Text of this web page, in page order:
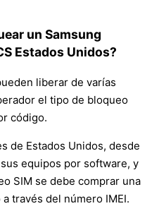
un Samsung
Estados Unidos?
liberar de varías
el tipo de bloqueo
código.
de Estados Unidos, desde
equipos por software, y
SIM se debe comprar una
través del número IMEI.